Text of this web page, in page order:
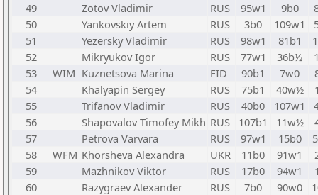
49
Zotov Vladimir RUS 95w1 9b0
50
Yankovskiy Artem RUS 3b0 109w1
51
Yezersky Vladimir RUS 98w1 81b1
52
Mikryukov Igor RUS 77w1 36b½
53
WIM Kuznetsova Marina FID 90b1 7w0
54
Khalyapin Sergey RUS 75b1 40w½
55
Trifanov Vladimir RUS 40b0 107w1
56
Shapovalov Timofey Mikh RUS 107b1 11w½
57
Petrova Varvara RUS 97w1 15b0
58
WFM Khorsheva Alexandra UKR 11b0 91w1
59
Mazhnikov Viktor RUS 17b0 94w1
60
Razygraev Alexander RUS 7b0 90w0